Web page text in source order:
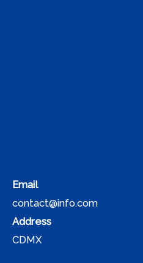
Email
contact@info.com
Address
CDMX